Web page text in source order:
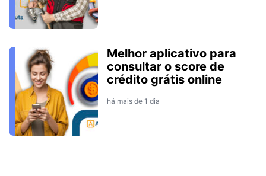
Melhor aplicativo para
consultar o score de
crédito grátis online
há mais de 1 dia